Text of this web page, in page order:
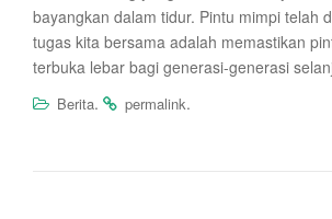
bayangkan dalam tidur. Pintu mimpi telah
tugas kita bersama adalah memastikan
terbuka lebar bagi generasi-generasi
Berita. permalink.